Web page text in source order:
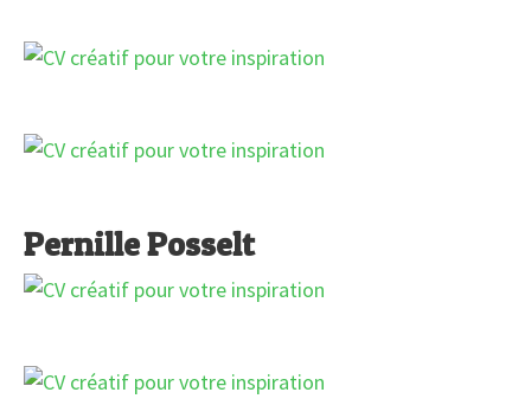
Pernille Posselt